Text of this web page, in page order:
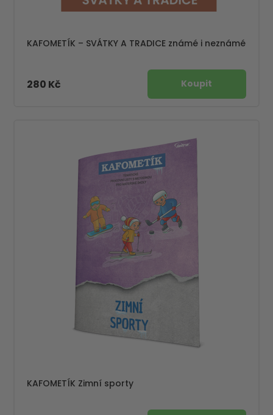
KAFOMETÍK – SVÁTKY A TRADICE známé i neznámé
280 Kč
KAFOMETÍK Zimní sporty